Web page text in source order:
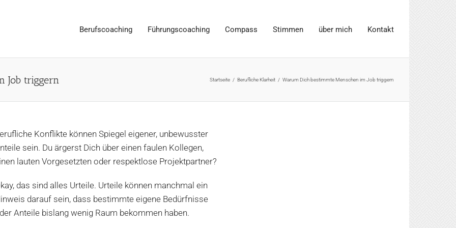
Berufscoaching Führungscoaching Compass Stimmen über mich Kontakt
Job triggern Startseite / Berufliche Klarheit / Warum Dich bestimmte Menschen im Job triggern
Konflikte können Spiegel eigener, unbewusster
sein. Du ärgerst Dich über einen faulen Kollegen,
lauten Vorgesetzten oder respektlose Projektpartner?
das sind alles Urteile. Urteile können manchmal ein
darauf sein, dass bestimmte eigene Bedürfnisse
Anteile bislang wenig Raum bekommen haben.